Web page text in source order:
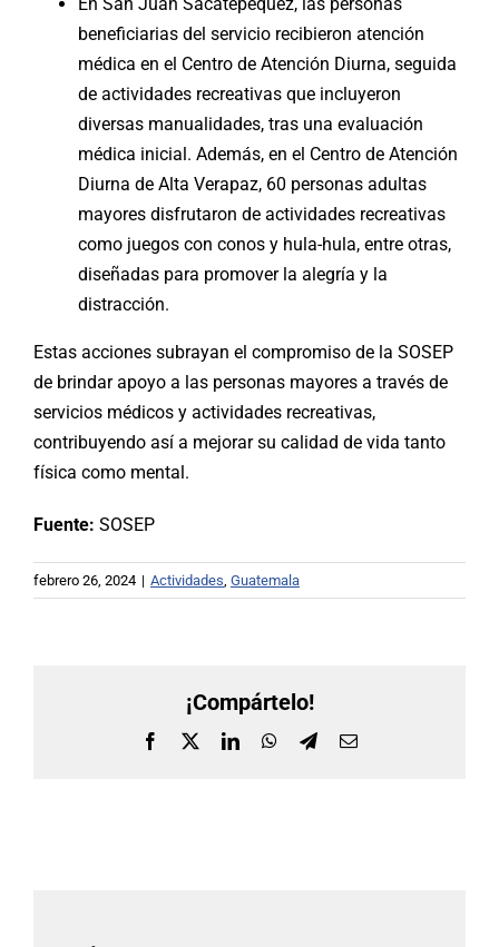
beneficiarias del servicio recibieron atención
médica en el Centro de Atención Diurna, seguida
de actividades recreativas que incluyeron
diversas manualidades, tras una evaluación
médica inicial. Además, en el Centro de Atención
Diurna de Alta Verapaz, 60 personas adultas
mayores disfrutaron de actividades recreativas
como juegos con conos y hula-hula, entre otras,
diseñadas para promover la alegría y la
distracción.
Estas acciones subrayan el compromiso de la SOSEP
de brindar apoyo a las personas mayores a través de
servicios médicos y actividades recreativas,
contribuyendo así a mejorar su calidad de vida tanto
física como mental.
Fuente: SOSEP
febrero 26, 2024 | Actividades Guatemala
¡Compártelo!
Facebook LinkedInWhatsApp
TelegramCorreo